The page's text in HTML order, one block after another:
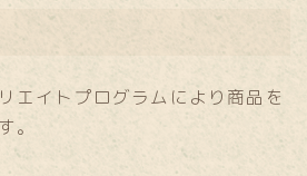
エイトプログラムにより商品を
。